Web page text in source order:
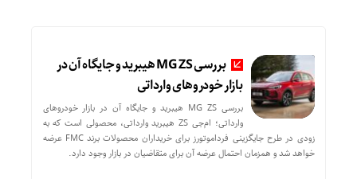
بررسی MG ZS هیبرید و جایگاه آن در
بازار خودروهای وارداتی
بررسی MG ZS هیبرید و جایگاه آن در بازار خودروهای
وارداتی؛ ام‌جی ZS هیبرید وارداتی، محصولی است که به
زودی در طرح جایگزینی فرداموتورز برای خریداران محصولات برند FMC عرضه
خواهد شد و همزمان احتمال عرضه آن برای متقاضیان در بازار وجود دارد.